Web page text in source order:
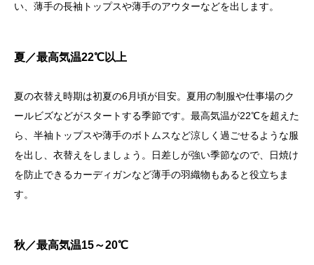
い、薄手の長袖トップスや薄手のアウターなどを出します。
夏／最高気温22℃以上
夏の衣替え時期は初夏の6月頃が目安。夏用の制服や仕事場のク
ールビズなどがスタートする季節です。最高気温が22℃を超えた
ら、半袖トップスや薄手のボトムスなど涼しく過ごせるような服
を出し、衣替えをしましょう。日差しが強い季節なので、日焼け
を防止できるカーディガンなど薄手の羽織物もあると役立ちま
す。
秋／最高気温15～20℃